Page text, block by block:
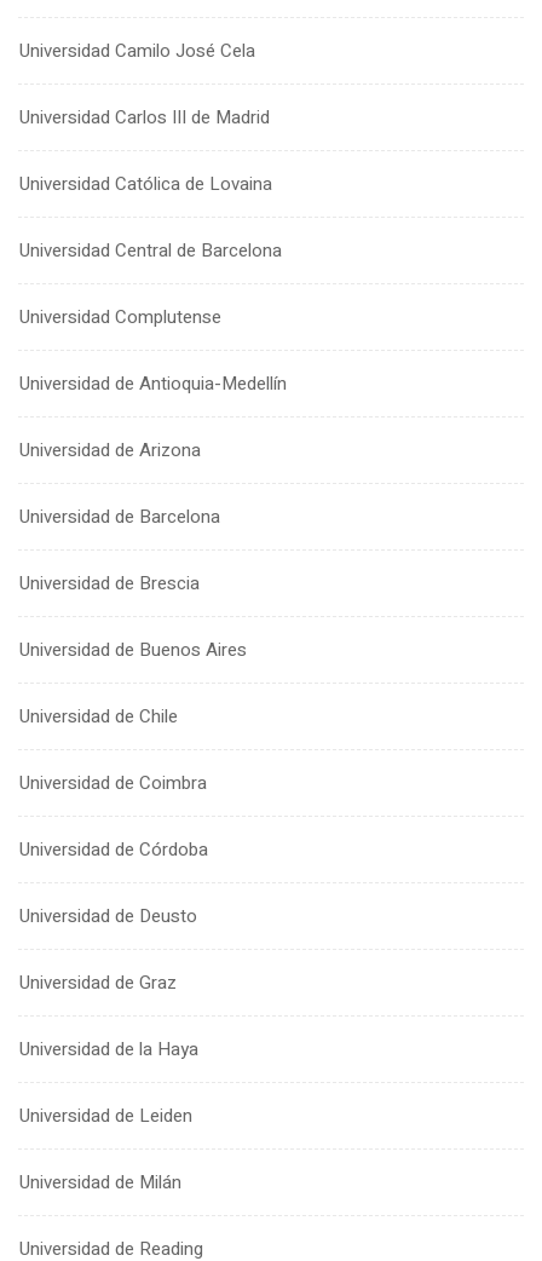
Universidad Camilo José Cela
Universidad Carlos III de Madrid
Universidad Católica de Lovaina
Universidad Central de Barcelona
Universidad Complutense
Universidad de Antioquia-Medellín
Universidad de Arizona
Universidad de Barcelona
Universidad de Brescia
Universidad de Buenos Aires
Universidad de Chile
Universidad de Coimbra
Universidad de Córdoba
Universidad de Deusto
Universidad de Graz
Universidad de la Haya
Universidad de Leiden
Universidad de Milán
Universidad de Reading